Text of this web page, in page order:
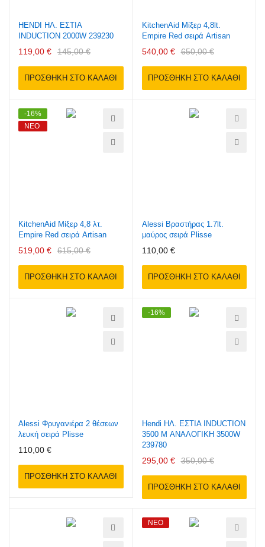
HENDI ΗΛ. ΕΣΤΙΑ
INDUCTION 2000W 239230
119,00 € 145,00 €
ΠΡΟΣΘΉΚΗ ΣΤΟ ΚΑΛΆΘΙ
KitchenAid Μίξερ 4,8lt.
Empire Red σειρά Artisan
540,00 € 650,00 €
ΠΡΟΣΘΉΚΗ ΣΤΟ ΚΑΛΆΘΙ
-16%
ΝΈΟ
KitchenAid Μίξερ 4,8 λτ.
Empire Red σειρά Artisan
519,00 € 615,00 €
ΠΡΟΣΘΉΚΗ ΣΤΟ ΚΑΛΆΘΙ
Alessi Βραστήρας 1.7lt.
μαύρος σειρά Plisse
110,00 €
ΠΡΟΣΘΉΚΗ ΣΤΟ ΚΑΛΆΘΙ
Alessi Φρυγανιέρα 2 θέσεων
λευκή σειρά Plisse
110,00 €
ΠΡΟΣΘΉΚΗ ΣΤΟ ΚΑΛΆΘΙ
-16%
Hendi ΗΛ. ΕΣΤΙΑ INDUCTION
3500 M ΑΝΑΛΟΓΙΚΗ 3500W
239780
295,00 € 350,00 €
ΠΡΟΣΘΉΚΗ ΣΤΟ ΚΑΛΆΘΙ
ΝΈΟ